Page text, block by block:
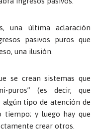
una última aclaración
pasivos puros que
una ilusión.
se crean sistemas que
puros” (es decir, que
tipo de atención de
tiempo; y luego hay que
crear otros.